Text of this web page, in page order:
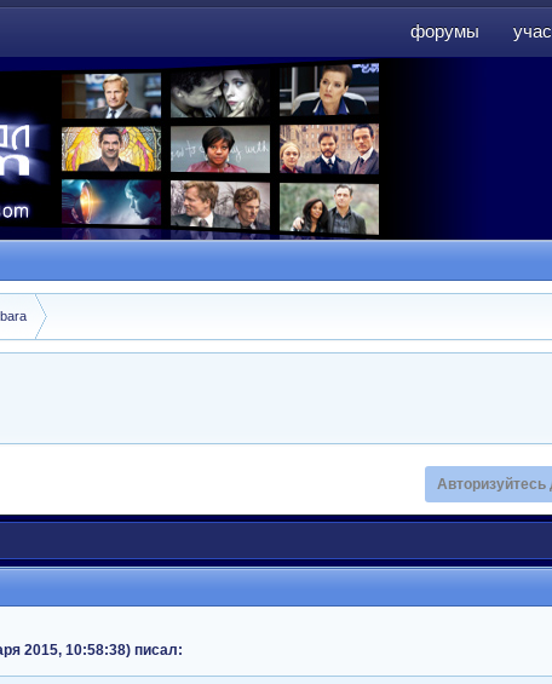
форумы
Авторизуйтесь
2015, 10:58:38) писал: